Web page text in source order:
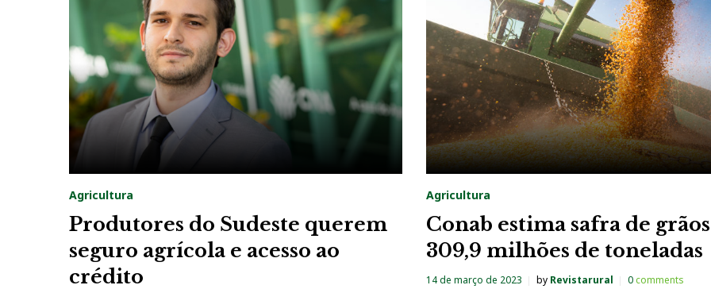
Agricultura
Produtores do Sudeste querem
seguro agrícola e acesso ao
crédito
Agricultura
Conab estima safra de
309,9 milhões de toneladas
14 de março de 2023 by Revistarural 0comments